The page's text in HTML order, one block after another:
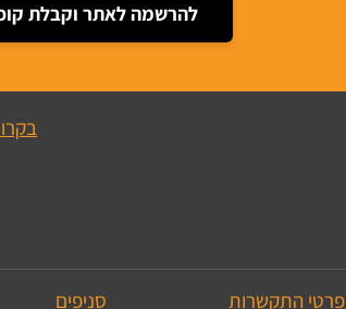
להרשמה לאתר וקבלת
פרטי התקשרות סניפים